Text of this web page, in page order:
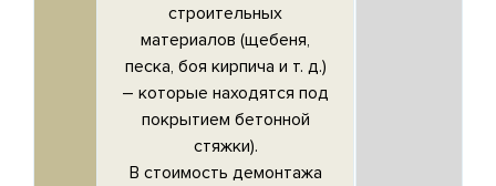
строительных
материалов (щебеня,
песка, боя кирпича и т. д.)
– которые находятся под
покрытием бетонной
стяжки).
В стоимость демонтажа